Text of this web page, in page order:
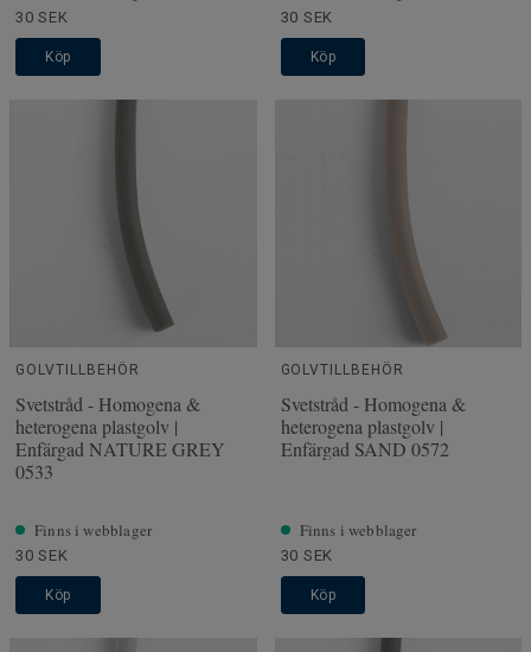
30 SEK
Köp
30 SEK
Köp
GOLVTILLBEHÖR
Svetstråd - Homogena &
heterogena plastgolv |
Enfärgad NATURE GREY
0533
Finns i webblager
30 SEK
Köp
GOLVTILLBEHÖR
Svetstråd - Homogena &
heterogena plastgolv |
Enfärgad SAND 0572
Finns i webblager
30 SEK
Köp